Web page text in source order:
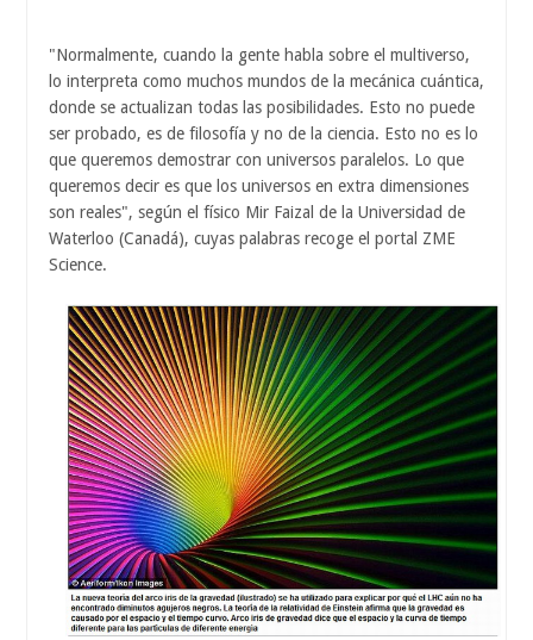
"Normalmente, cuando la gente habla sobre el multiverso,
lo interpreta como muchos mundos de la mecánica cuántica,
donde se actualizan todas las posibilidades. Esto no puede
ser probado, es de filosofía y no de la ciencia. Esto no es lo
que queremos demostrar con universos paralelos. Lo que
queremos decir es que los universos en extra dimensiones
son reales", según el físico Mir Faizal de la Universidad de
Waterloo (Canadá), cuyas palabras recoge el portal ZME
Science.